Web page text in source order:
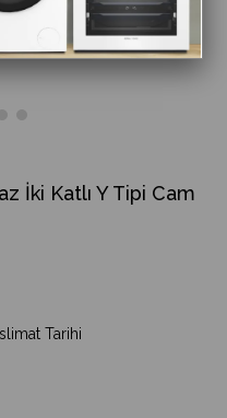
İki Katlı Y Tipi Cam
Tarihi